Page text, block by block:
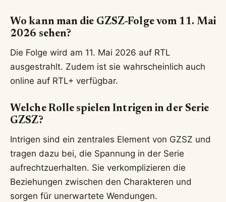
Wo kann man die GZSZ-Folge vom 11. Mai
2026 sehen?
Die Folge wird am 11. Mai 2026 auf RTL
ausgestrahlt. Zudem ist sie wahrscheinlich auch
online auf RTL+ verfügbar.
Welche Rolle spielen Intrigen in der Serie
GZSZ?
Intrigen sind ein zentrales Element von GZSZ und
tragen dazu bei, die Spannung in der Serie
aufrechtzuerhalten. Sie verkomplizieren die
Beziehungen zwischen den Charakteren und
sorgen für unerwartete Wendungen.